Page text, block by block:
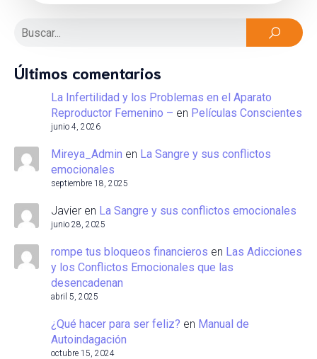
Últimos comentarios
La Infertilidad y los Problemas en el Aparato
Reproductor Femenino – en Películas Conscientes
junio 4, 2026
Mireya_Admin en La Sangre y sus conflictos
emocionales
septiembre 18, 2025
Javier en La Sangre y sus conflictos emocionales
junio 28, 2025
rompe tus bloqueos financieros en Las Adicciones
y los Conflictos Emocionales que las
desencadenan
abril 5, 2025
¿Qué hacer para ser feliz? en Manual de
Autoindagación
octubre 15, 2024